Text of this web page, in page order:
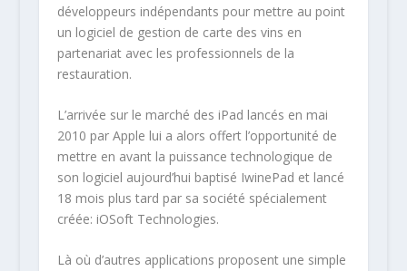
développeurs indépendants pour mettre au point
un logiciel de gestion de carte des vins en
partenariat avec les professionnels de la
restauration.
L’arrivée sur le marché des iPad lancés en mai
2010 par Apple lui a alors offert l’opportunité de
mettre en avant la puissance technologique de
son logiciel aujourd’hui baptisé IwinePad et lancé
18 mois plus tard par sa société spécialement
créée: iOSoft Technologies.
Là où d’autres applications proposent une simple